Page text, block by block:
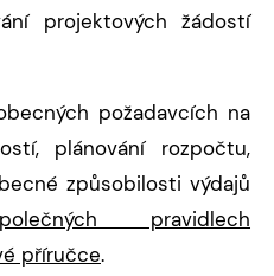
projektových žádostí
požadavcích na
plánování rozpočtu,
způsobilosti výdajů
pravidlech
příručce.